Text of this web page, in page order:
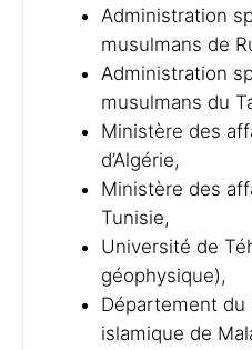
Administration
musulmans de
Administration
musulmans du
Ministère des
d’Algérie,
Ministère des
Tunisie,
Université de
géophysique),
Département
islamique de